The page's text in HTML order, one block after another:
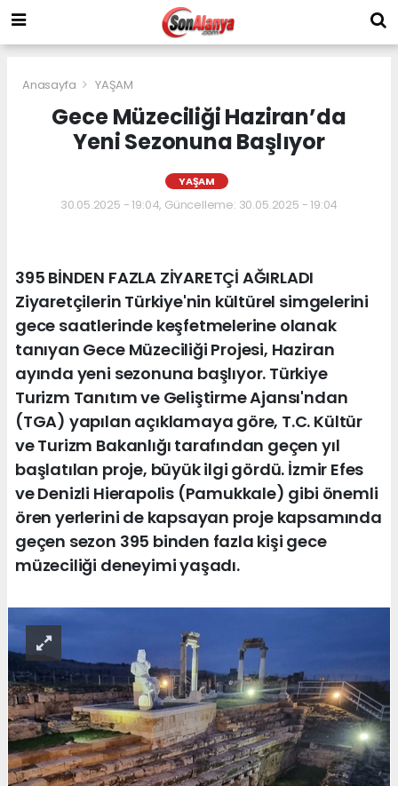
Anasayfa YAŞAM
Gece Müzeciliği Haziran’da
Yeni Sezonuna Başlıyor
YAŞAM
30.05.2025 - 19:04, Güncelleme: 30.05.2025 - 19:04
395 BİNDEN FAZLA ZİYARETÇİ AĞIRLADI
Ziyaretçilerin Türkiye'nin kültürel simgelerini
gece saatlerinde keşfetmelerine olanak
tanıyan Gece Müzeciliği Projesi, Haziran
ayında yeni sezonuna başlıyor. Türkiye
Turizm Tanıtım ve Geliştirme Ajansı'ndan
(TGA) yapılan açıklamaya göre, T.C. Kültür
ve Turizm Bakanlığı tarafından geçen yıl
başlatılan proje, büyük ilgi gördü. İzmir Efes
ve Denizli Hierapolis (Pamukkale) gibi önemli
ören yerlerini de kapsayan proje kapsamında
geçen sezon 395 binden fazla kişi gece
müzeciliği deneyimi yaşadı.